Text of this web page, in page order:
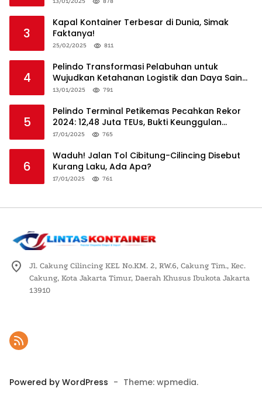
13/01/2025 878
3
Kapal Kontainer Terbesar di Dunia, Simak
Faktanya!
25/02/2025 811
4
Pelindo Transformasi Pelabuhan untuk
Wujudkan Ketahanan Logistik dan Daya Saing
Global
13/01/2025 791
5
Pelindo Terminal Petikemas Pecahkan Rekor
2024: 12,48 Juta TEUs, Bukti Keunggulan
Logistik Nasional
17/01/2025 765
6
Waduh! Jalan Tol Cibitung-Cilincing Disebut
Kurang Laku, Ada Apa?
17/01/2025 761
Jl. Cakung Cilincing KEL No.KM. 2, RW.6, Cakung Tim., Kec.
Cakung, Kota Jakarta Timur, Daerah Khusus Ibukota Jakarta
13910
Powered by WordPress - Theme: wpmedia.